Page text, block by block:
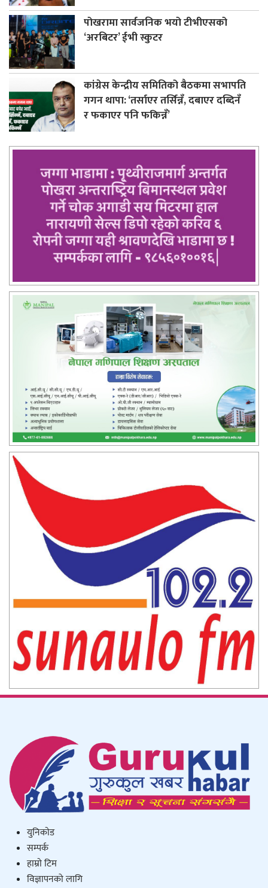
पोखरामा सार्वजनिक भयो टीभीएसको
‘अरबिटर’ ईभी स्कुटर
कांग्रेस केन्द्रीय समितिको बैठकमा सभापति
गगन थापा: ‘तर्साएर तर्सिन्नँ, दबाएर दब्दिनँ
र फकाएर पनि फकिन्नँ’
युनिकाेड
सम्पर्क
हाम्राे टिम
विज्ञापनको लागि